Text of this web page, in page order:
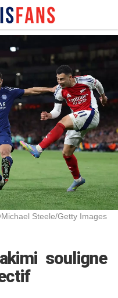
Steele/Getty Images
souligne